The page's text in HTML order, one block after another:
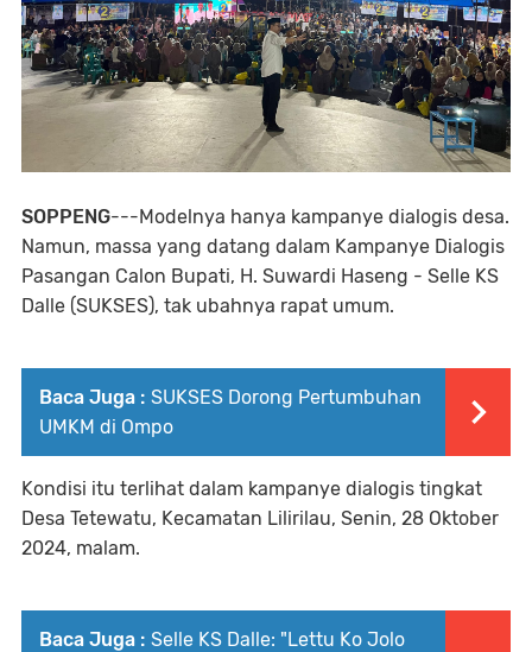
SOPPENG---Modelnya hanya kampanye dialogis desa.
Namun, massa yang datang dalam Kampanye Dialogis
Pasangan Calon Bupati, H. Suwardi Haseng - Selle KS
Dalle (SUKSES), tak ubahnya rapat umum.
Baca Juga : SUKSES Dorong Pertumbuhan
UMKM di Ompo
Kondisi itu terlihat dalam kampanye dialogis tingkat
Desa Tetewatu, Kecamatan Lilirilau, Senin, 28 Oktober
2024, malam.
Baca Juga : Selle KS Dalle: "Lettu Ko Jolo